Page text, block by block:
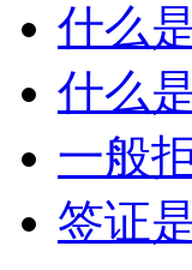
什么
什么
一般
签证